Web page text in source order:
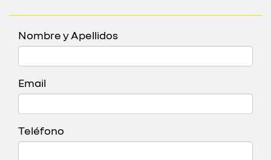
Nombre y Apellidos
Email
Teléfono